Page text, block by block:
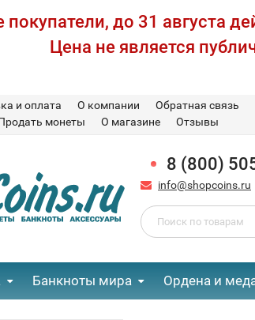
до 31 августа
Цена не является
и оплата О компании Обратная связь
монеты О магазине Отзывы
8 (800)
info@shopcoins.ru
Банкноты мира Ордена и